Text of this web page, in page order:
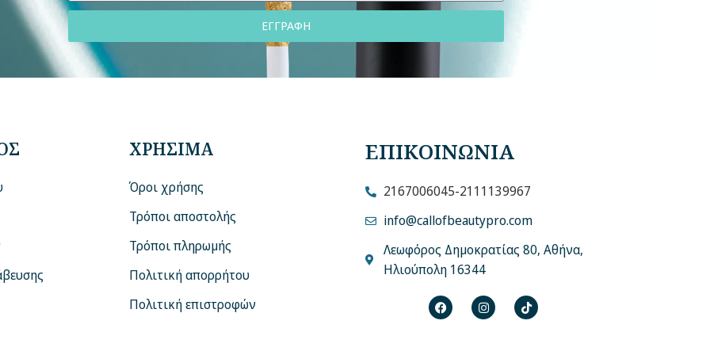
ΕΓΓΡΑΦΗ
ΧΡΗΣΙΜΑ
Όροι χρήσης
Τρόποι αποστολής
Τρόποι πληρωμής
Πολιτική απορρήτου
Πολιτική επιστροφών
ΕΠΙΚΟΙΝΩΝΙΑ
2167006045-2111139967
info@callofbeautypro.com
Λεωφόρος Δημοκρατίας 80, Αθήνα,
Ηλιούπολη 16344